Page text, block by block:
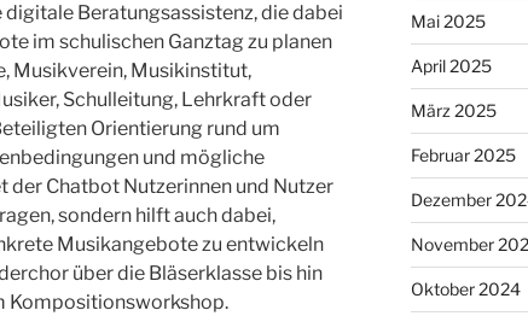
digitale Beratungsassistenz, die dabei
im schulischen Ganztag zu planen
Musikverein, Musikinstitut,
Schulleitung, Lehrkraft oder
Orientierung rund um
und mögliche
Chatbot Nutzerinnen und Nutzer
sondern hilft auch dabei,
Musikangebote zu entwickeln
über die Bläserklasse bis hin
Kompositionsworkshop.
Mai 2025
April 2025
März 2025
Februar 2025
Dezember
November
Oktober 2024